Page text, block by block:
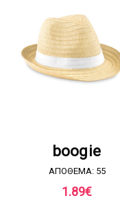
boogie
ΑΠΟΘΕΜΑ: 55
1.89€